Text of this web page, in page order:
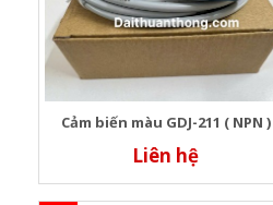
Cảm biến màu GDJ-211 ( NPN )
Liên hệ